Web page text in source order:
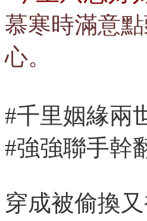
慕寒時滿意
心。
#千里姻緣兩
#強強聯手幹
穿成被偷換